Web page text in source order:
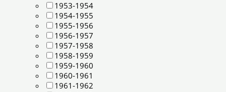
1953-1954
1954-1955
1955-1956
1956-1957
1957-1958
1958-1959
1959-1960
1960-1961
1961-1962